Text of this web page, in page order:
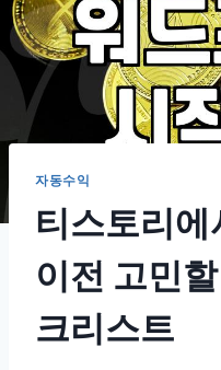
자동수익
티스토리
이전 고민
크리스트